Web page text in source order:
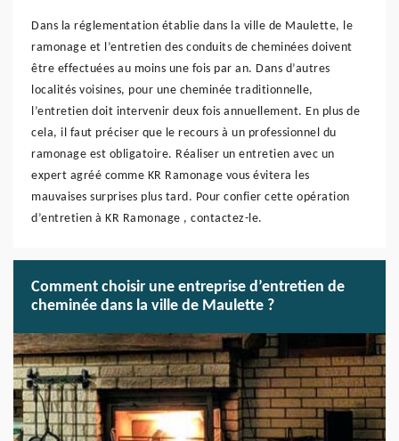
Dans la réglementation établie dans la ville de Maulette, le
ramonage et l’entretien des conduits de cheminées doivent
être effectuées au moins une fois par an. Dans d’autres
localités voisines, pour une cheminée traditionnelle,
l’entretien doit intervenir deux fois annuellement. En plus de
cela, il faut préciser que le recours à un professionnel du
ramonage est obligatoire. Réaliser un entretien avec un
expert agréé comme KR Ramonage vous évitera les
mauvaises surprises plus tard. Pour confier cette opération
d’entretien à KR Ramonage , contactez-le.
Comment choisir une entreprise d’entretien de
cheminée dans la ville de Maulette ?